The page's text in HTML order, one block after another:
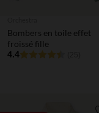
Bombers en toile effet
froissé fille
4.4